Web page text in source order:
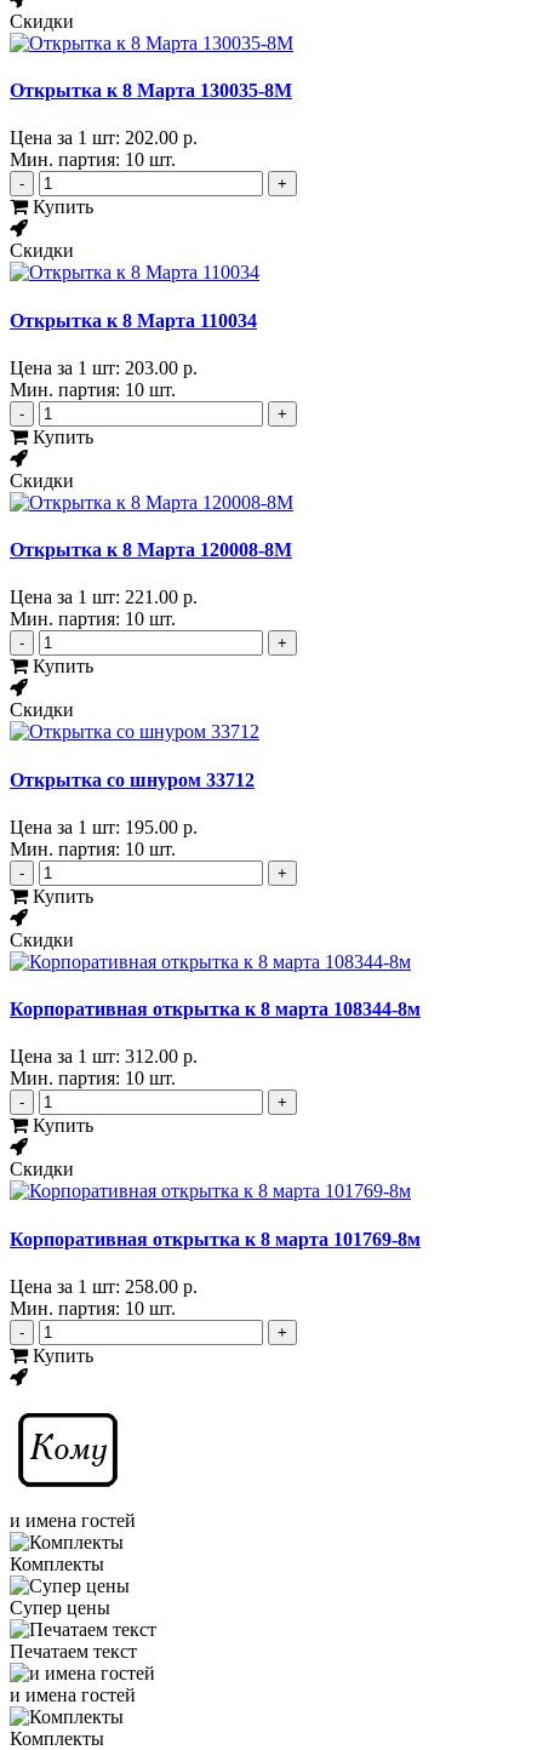
Скидки
Открытка к 8 Марта 130035-8М
Цена за 1 шт: 202.00 р.
Мин. партия: 10 шт.
- +
Купить
Скидки
Открытка к 8 Марта 110034
Цена за 1 шт: 203.00 р.
Мин. партия: 10 шт.
- +
Купить
Скидки
Открытка к 8 Марта 120008-8М
Цена за 1 шт: 221.00 р.
Мин. партия: 10 шт.
- +
Купить
Скидки
Открытка со шнуром 33712
Цена за 1 шт: 195.00 р.
Мин. партия: 10 шт.
- +
Купить
Скидки
Корпоративная открытка к 8 марта 108344-8м
Цена за 1 шт: 312.00 р.
Мин. партия: 10 шт.
- +
Купить
Скидки
Корпоративная открытка к 8 марта 101769-8м
Цена за 1 шт: 258.00 р.
Мин. партия: 10 шт.
- +
Купить
и имена гостей
Комплекты
Супер цены
Печатаем текст
и имена гостей
Комплекты